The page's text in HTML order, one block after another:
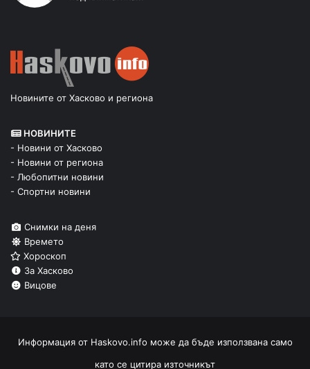
Новините от Хасково и региона
НОВИНИТЕ
- Новини от Хасково
- Новини от региона
- Любопитни новини
- Спортни новини
Снимки на деня
Времето
Хороскоп
За Хасково
Вицове
Информация от Haskovo.info може да бъде използвана само
като се цитира източникът